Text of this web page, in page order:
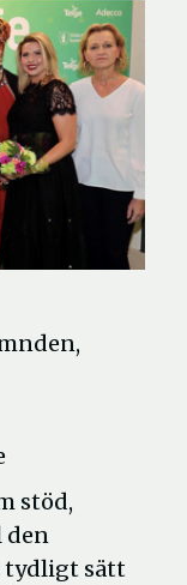
stöd,
den
tydligt sätt